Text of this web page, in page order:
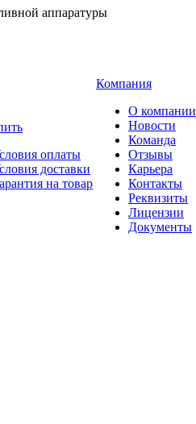
аппаратуры
оплаты
доставки
на товар
Компания
О компании
Новости
Команда
Отзывы
Карьера
Контакты
Реквизиты
Лицензии
Документы